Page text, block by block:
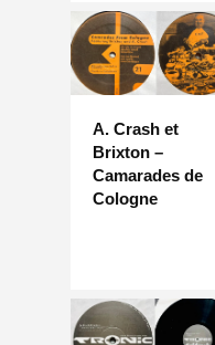
A. Crash et
Brixton –
Camarades de
Cologne